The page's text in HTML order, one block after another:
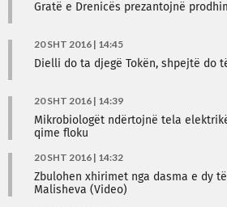
Gratë e Drenicës prezantojnë
20 SHT 2016 | 14:45
Dielli do ta djegë Tokën, shpejtë do
20 SHT 2016 | 14:39
Mikrobiologët ndërtojnë tela
qime floku
20 SHT 2016 | 14:32
Zbulohen xhirimet nga dasma e dy
Malisheva (Video)